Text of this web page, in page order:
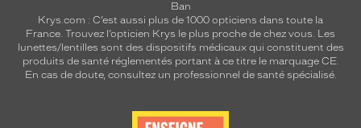
Ban
Krys.com : C’est aussi plus de 1000 opticiens dans toute la
France. Trouvez l’opticien Krys le plus proche de chez vous. Les
lunettes/lentilles sont des dispositifs médicaux qui constituent des
produits de santé réglementés portant à ce titre le marquage CE.
En cas de doute, consultez un professionnel de santé spécialisé.